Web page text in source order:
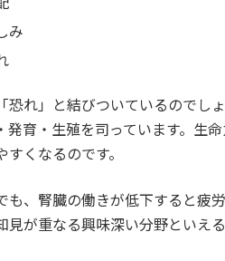
み
恐れ」と結びついているのでし
発育・生殖を司っています。生
くなるのです。
も、腎臓の働きが低下すると疲
見が重なる興味深い分野といえる